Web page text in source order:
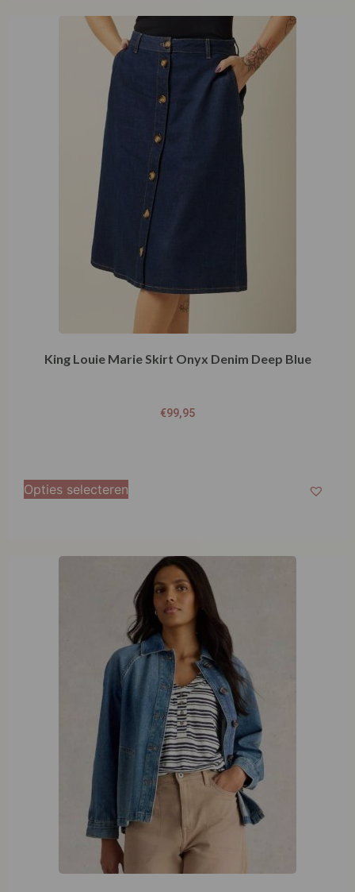
King Louie Marie Skirt Onyx Denim Deep Blue
€99,95
Opties selecteren